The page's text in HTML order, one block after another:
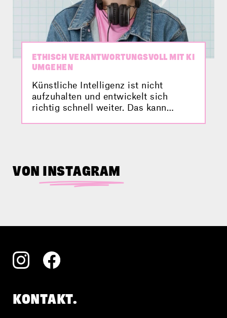
ETHISCH VERANTWORTUNGSVOLL MIT KI
UMGEHEN
Künstliche Intelligenz ist nicht
aufzuhalten und entwickelt sich
richtig schnell weiter. Das kann
diese neuen Herausforderungen
verantwortungsvoll meistern kann.
VON INSTAGRAM
KONTAKT.